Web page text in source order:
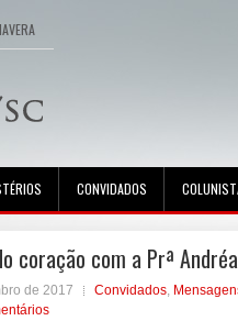
CONVIDADOS
coração com a Prª
de 2017 Convidados,